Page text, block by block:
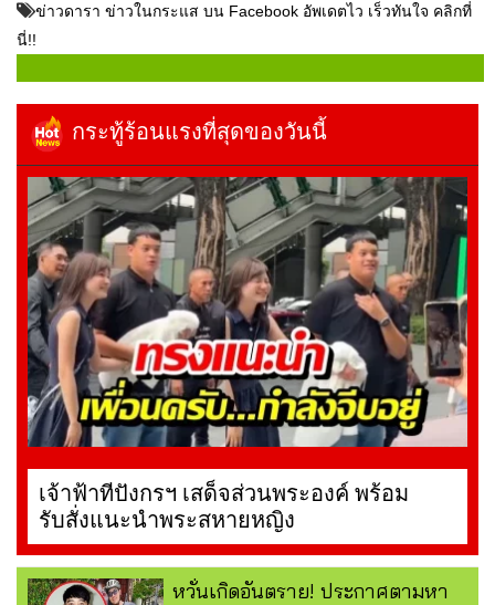
ข่าวดารา ข่าวในกระแส บน Facebook อัพเดตไว เร็วทันใจ คลิกที่
นี่!!
กระทู้ร้อนแรงที่สุดของวันนี้
เจ้าฟ้าทีปังกรฯ เสด็จส่วนพระองค์ พร้อม
รับสั่งแนะนำพระสหายหญิง
หวั่นเกิดอันตราย! ประกาศตามหา